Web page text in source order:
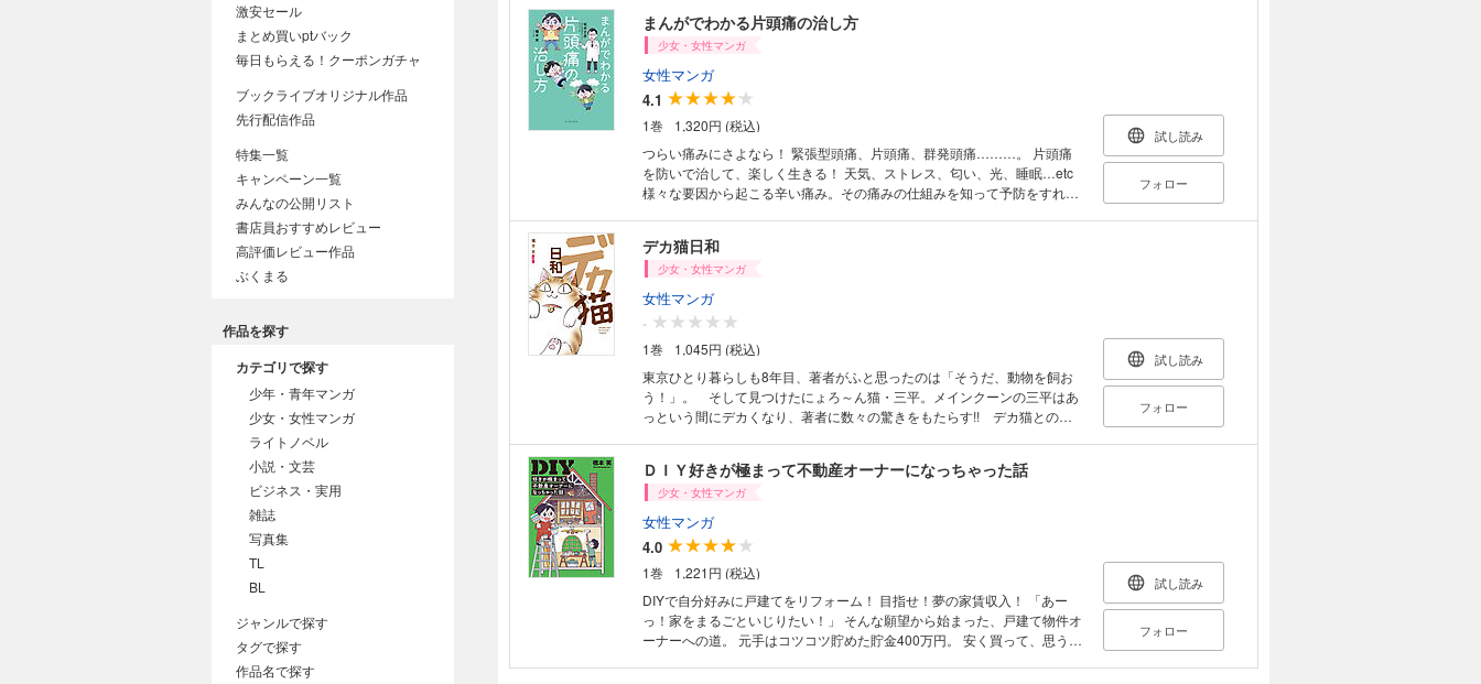
まんがでわかる片頭痛の治し方
少女・女性マンガ
女性マンガ
4.1
1巻
1,320円 (税込)
つらい痛みにさよなら！ 緊張型頭痛、片頭痛、群発頭痛………。 片頭痛
を防いで治して、楽しく生きる！ 天気、ストレス、匂い、光、睡眠…etc
様々な要因から起こる辛い痛み。その痛みの仕組みを知って予防をすれ
予防で、体調管理をしっかりすれば「片頭痛」は防げるし治せます。 頭痛
で悩んで人生を損することはありません。 大丈夫！このまんがと一緒に作
戦を練っていきましょう。 【目次】 プロローグ 第１章三大慢性頭痛の見
分け方 ・そもそも片頭痛って何？ ・頭痛の種類と見分け方 ・見分けにく
い片頭痛と緊張型頭痛 第２章 頭痛ダイアリーで自分も周囲も痛みのつら
さを知ろう！ ・頭痛ダイアリーをつけてみよう ・頭痛ダイアリーの記載
方法 ・頭痛ダイアリーからわかること ・頭痛ダイアリーはアプリでも記
録できる ・実際に頭痛ダイアリーをつけてみた 第３章 片頭痛は女性に
多い！？ 女性ホルモンとの関係 ・片頭痛は女性に多い！？ ・片頭痛の
起こるメカニズム ・セロトニンとエストロゲンの関係 ・片頭痛は遺伝す
る？ 第４章 あの偉人も片頭痛？ 前兆や痛みのパターンで適切に予防し
よう ・片頭痛の起こるきっかけ ・頭痛が始まった時の対処法 ・自分の片
頭痛を見つめ直す ・週末片頭痛 ・週末片頭痛の予防法 ・前兆のある片頭
痛の和らげ方とお薬について ・片頭痛対策の結果 ・片頭痛の特効薬トリ
プタン ・薬物乱用頭痛に注意 ・慢性片頭痛と痛みの記憶回路 ・片頭痛予
防体操～コマ体操～ ・緊張型頭痛体操～肩回し体操～ ・頭痛体操の注意
試し読み
フォロー
デカ猫日和
少女・女性マンガ
女性マンガ
-
1巻
1,045円 (税込)
東京ひとり暮らしも8年目、著者がふと思ったのは「そうだ、動物を飼お
う！」。 そして見つけたにょろ～ん猫・三平。メインクーンの三平はあ
っという間にデカくなり、著者に数々の驚きをもたらす!! デカ猫との同
試し読み
フォロー
ＤＩＹ好きが極まって不動産オーナーになっちゃった話
少女・女性マンガ
女性マンガ
4.0
1巻
1,221円 (税込)
DIYで自分好みに戸建てをリフォーム！ 目指せ！夢の家賃収入！ 「あー
っ！家をまるごといじりたい！」 そんな願望から始まった、戸建て物件オ
ーナーへの道。 元手はコツコツ貯めた貯金400万円。 安く買って、思う存
試し読み
フォロー
激安セール
まとめ買いptバック
毎日もらえる！クーポンガチャ
ブックライブオリジナル作品
先行配信作品
特集一覧
キャンペーン一覧
みんなの公開リスト
書店員おすすめレビュー
高評価レビュー作品
ぶくまる
作品を探す
カテゴリで探す
少年・青年マンガ
少女・女性マンガ
ライトノベル
小説・文芸
ビジネス・実用
雑誌
写真集
TL
BL
ジャンルで探す
タグで探す
作品名で探す